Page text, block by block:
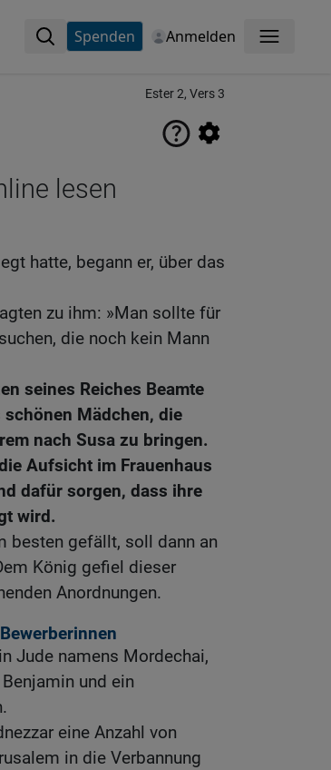
Spenden Anmelden Menü
Ester 2, Vers 3
lesen
hatte, begann er, über das
zu ihm: »Man sollte für
die noch kein Mann
seines Reiches Beamte
Mädchen, die
nach Susa zu bringen.
Aufsicht im Frauenhaus
dafür sorgen, dass ihre
wird.
besten gefällt, soll dann an
König gefiel dieser
Anordnungen.
Jude namens Mordechai,
und ein
eine Anzahl von
in die Verbannung